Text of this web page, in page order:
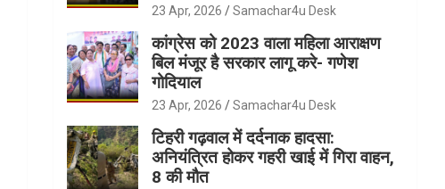
23 Apr, 2026 Samachar4u Desk
कांग्रेस को 2023 वाला महिला आराक्षण
बिल मंजूर है सरकार लागू करे- गणेश
गोदियाल
23 Apr, 2026 Samachar4u Desk
टिहरी गढ़वाल में दर्दनाक हादसा:
अनियंत्रित होकर गहरी खाई में गिरा वाहन,
8 की मौत